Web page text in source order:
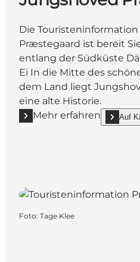
Die
Præstegaard ist bereit
entlang der Südküste
Ei In die Mitte des
dem Land liegt
eine alte Historie.
Mehr erfahren
Mehr erfahren Auf
show
Foto: Tage Klee